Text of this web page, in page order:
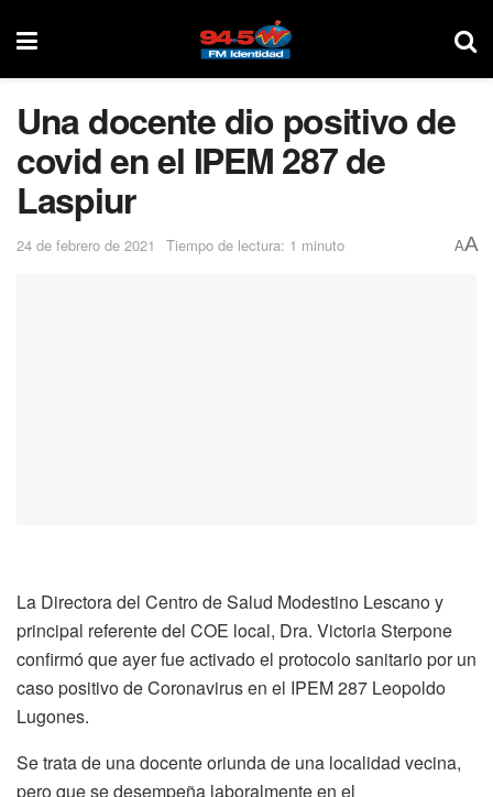
Una docente dio positivo de
covid en el IPEM 287 de
Laspiur
24 de febrero de 2021 Tiempo de lectura: 1 minuto AA
La Directora del Centro de Salud Modestino Lescano y
principal referente del COE local, Dra. Victoria Sterpone
confirmó que ayer fue activado el protocolo sanitario por un
caso positivo de Coronavirus en el IPEM 287 Leopoldo
Lugones.
Se trata de una docente oriunda de una localidad vecina,
pero que se desempeña laboralmente en el